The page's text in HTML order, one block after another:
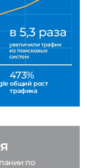
473%
общий рост
трафика
по